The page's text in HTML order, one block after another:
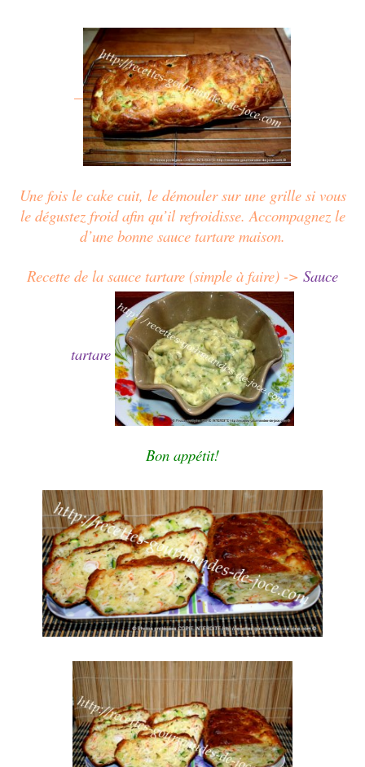
Une fois le cake cuit, le démouler sur une grille si vous
le dégustez froid afin qu’il refroidisse. Accompagnez le
d’une bonne sauce tartare maison.
Recette de la sauce tartare (simple à faire) -> Sauce
tartare
Bon appétit!